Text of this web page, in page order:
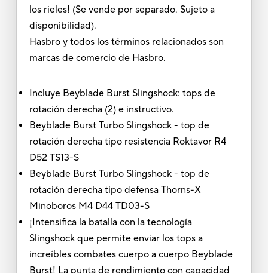
los rieles! (Se vende por separado. Sujeto a
disponibilidad).
Hasbro y todos los términos relacionados son
marcas de comercio de Hasbro.
Incluye Beyblade Burst Slingshock: tops de
rotación derecha (2) e instructivo.
Beyblade Burst Turbo Slingshock - top de
rotación derecha tipo resistencia Roktavor R4
D52 TS13-S
Beyblade Burst Turbo Slingshock - top de
rotación derecha tipo defensa Thorns-X
Minoboros M4 D44 TD03-S
¡Intensifica la batalla con la tecnología
Slingshock que permite enviar los tops a
increíbles combates cuerpo a cuerpo Beyblade
Burst! La punta de rendimiento con capacidad